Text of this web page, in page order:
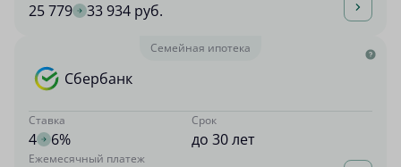
25 779 33 934 руб.
Семейная ипотека
Сбербанк
Ставка
4 6%
Срок
до 30 лет
Ежемесячный платеж